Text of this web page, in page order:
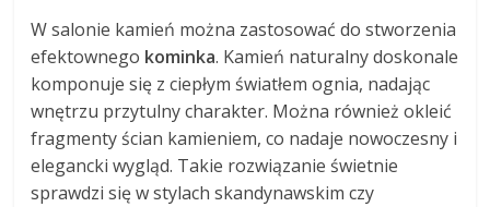
W salonie kamień można zastosować do stworzenia
efektownego kominka. Kamień naturalny doskonale
komponuje się z ciepłym światłem ognia, nadając
wnętrzu przytulny charakter. Można również okleić
fragmenty ścian kamieniem, co nadaje nowoczesny i
elegancki wygląd. Takie rozwiązanie świetnie
sprawdzi się w stylach skandynawskim czy